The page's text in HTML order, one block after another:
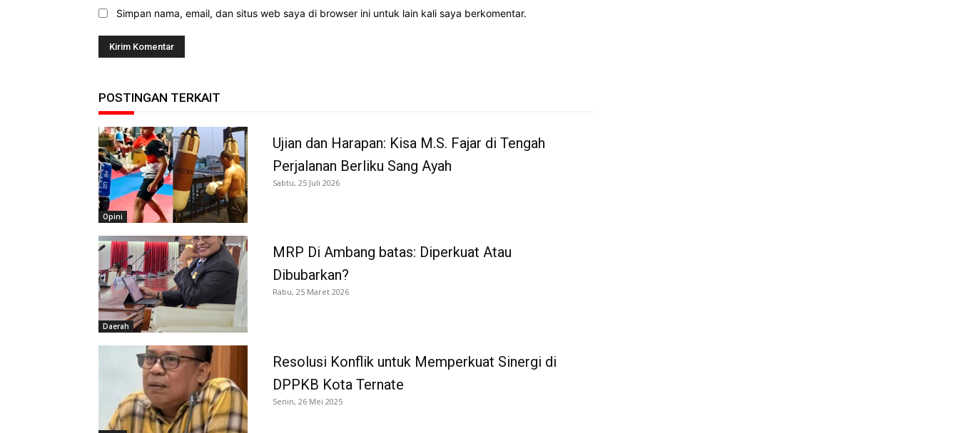
Simpan nama, email, dan situs web saya di browser ini untuk lain kali saya berkomentar.
POSTINGAN TERKAIT
Opini
Ujian dan Harapan: Kisa M.S. Fajar di Tengah
Perjalanan Berliku Sang Ayah
Sabtu, 25 Juli 2026
Daerah
MRP Di Ambang batas: Diperkuat Atau
Dibubarkan?
Rabu, 25 Maret 2026
Resolusi Konflik untuk Memperkuat Sinergi di
DPPKB Kota Ternate
Senin, 26 Mei 2025